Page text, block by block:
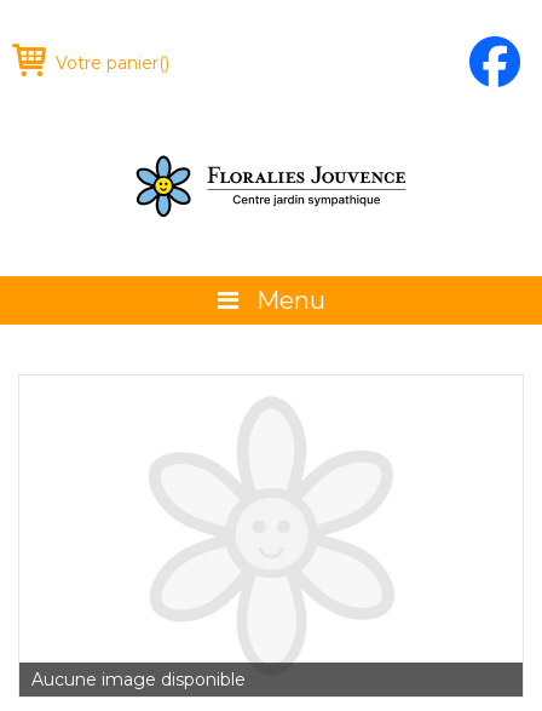
Votre panier()
Menu
La boutique
Promotions et évènements
Calendrier horticole
Emplois
Service à la clientèle
Aucune image disponible